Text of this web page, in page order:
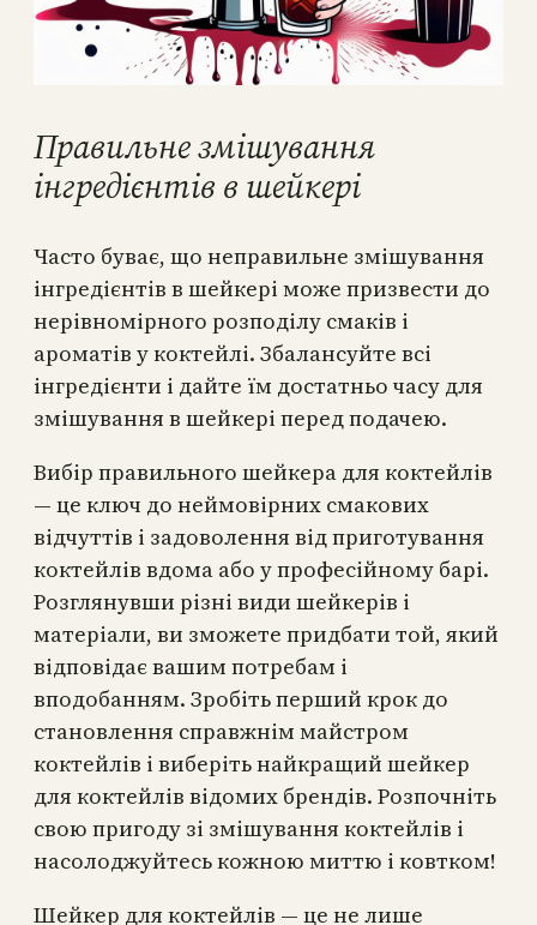
Правильне змішування
інгредієнтів в шейкері
Часто буває, що неправильне змішування
інгредієнтів в шейкері може призвести до
нерівномірного розподілу смаків і
ароматів у коктейлі. Збалансуйте всі
інгредієнти і дайте їм достатньо часу для
змішування в шейкері перед подачею.
Вибір правильного шейкера для коктейлів
— це ключ до неймовірних смакових
відчуттів і задоволення від приготування
коктейлів вдома або у професійному барі.
Розглянувши різні види шейкерів і
матеріали, ви зможете придбати той, який
відповідає вашим потребам і
вподобанням. Зробіть перший крок до
становлення справжнім майстром
коктейлів і виберіть найкращий шейкер
для коктейлів відомих брендів. Розпочніть
свою пригоду зі змішування коктейлів і
насолоджуйтесь кожною миттю і ковтком!
Шейкер для коктейлів — це не лише